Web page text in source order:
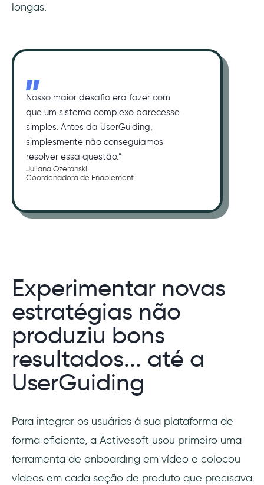
longas.
Nosso maior desafio era fazer com
que um sistema complexo parecesse
simples. Antes da UserGuiding,
simplesmente não conseguíamos
resolver essa questão.”
Juliana Ozeranski
Coordenadora de Enablement
Experimentar novas
estratégias não
produziu bons
resultados... até a
UserGuiding
Para integrar os usuários à sua plataforma de
forma eficiente, a Activesoft usou primeiro uma
ferramenta de onboarding em vídeo e colocou
vídeos em cada seção de produto que precisava